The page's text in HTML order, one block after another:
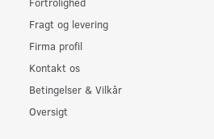
Fragt og levering
Firma profil
Kontakt os
Betingelser & Vilkår
Oversigt